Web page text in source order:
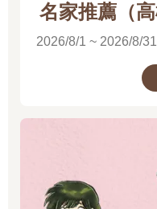
名家推薦（
2026/8/1 ~ 2026/8/